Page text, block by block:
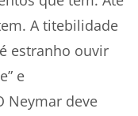
A titebilidade
estranho ouvir
e
Neymar deve